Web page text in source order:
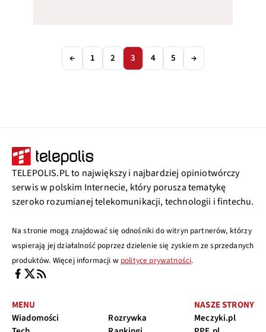
← 1 2 3 4 5 →
TELEPOLIS.PL to największy i najbardziej opiniotwórczy
serwis w polskim Internecie, który porusza tematykę
szeroko rozumianej telekomunikacji, technologii i fintechu.
Na stronie mogą znajdować się odnośniki do witryn partnerów, którzy
wspierają jej działalność poprzez dzielenie się zyskiem ze sprzedanych
produktów. Więcej informacji w polityce prywatności.
MENU
Wiadomości
Rozrywka
NASZE STRONY
Meczyki.pl